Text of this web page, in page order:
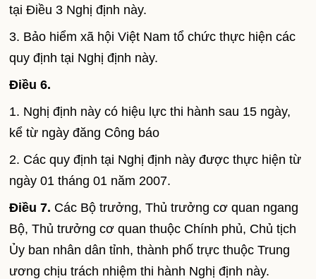
tại Điều 3 Nghị định này.
3. Bảo hiểm xã hội Việt Nam tổ chức thực hiện các
quy định tại Nghị định này.
Điều 6.
1. Nghị định này có hiệu lực thi hành sau 15 ngày,
kể từ ngày đăng Công báo
2. Các quy định tại Nghị định này được thực hiện từ
ngày 01 tháng 01 năm 2007.
Điều 7. Các Bộ trưởng, Thủ trưởng cơ quan ngang
Bộ, Thủ trưởng cơ quan thuộc Chính phủ, Chủ tịch
Ủy ban nhân dân tỉnh, thành phố trực thuộc Trung
ương chịu trách nhiệm thi hành Nghị định này.